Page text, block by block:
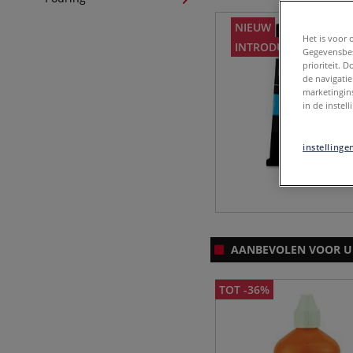
NIEUW
INTRODUCTIEPRIJS
AANBEVOLEN VOOR
TOT -36%
Het is voor
prioriteit.
de
in de